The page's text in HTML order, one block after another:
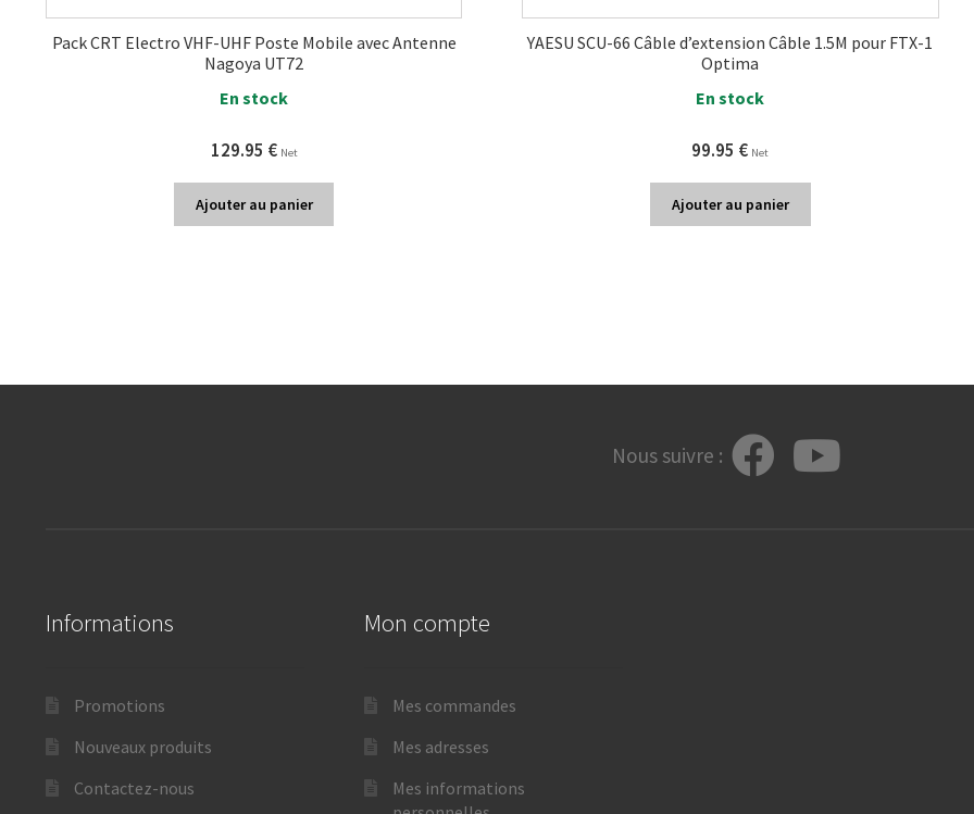
Pack CRT Electro VHF-UHF Poste Mobile avec Antenne
Nagoya UT72
En stock
129.95 € Net
Ajouter au panier
YAESU SCU-66 Câble d’extension Câble 1.5M pour FTX-1
Optima
En stock
99.95 € Net
Ajouter au panier
Nous suivre :
Informations
Promotions
Nouveaux produits
Contactez-nous
Mon compte
Mes commandes
Mes adresses
Mes informations